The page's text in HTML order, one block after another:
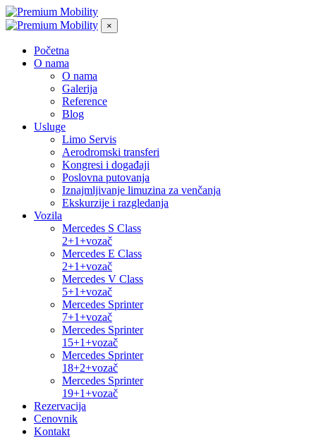
×
Početna
O nama
O nama
Galerija
Reference
Blog
Usluge
Limo Servis
Aerodromski transferi
Kongresi i događaji
Poslovna putovanja
Iznajmljivanje limuzina za venčanja
Ekskurzije i razgledanja
Vozila
Mercedes S Class
2+1+vozač
Mercedes E Class
2+1+vozač
Mercedes V Class
5+1+vozač
Mercedes Sprinter
7+1+vozač
Mercedes Sprinter
15+1+vozač
Mercedes Sprinter
18+2+vozač
Mercedes Sprinter
19+1+vozač
Rezervacija
Cenovnik
Kontakt